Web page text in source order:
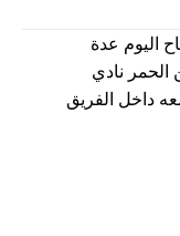
اليوم عدة
نادي
داخل الفريق